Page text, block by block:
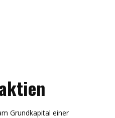
Grundkapital einer